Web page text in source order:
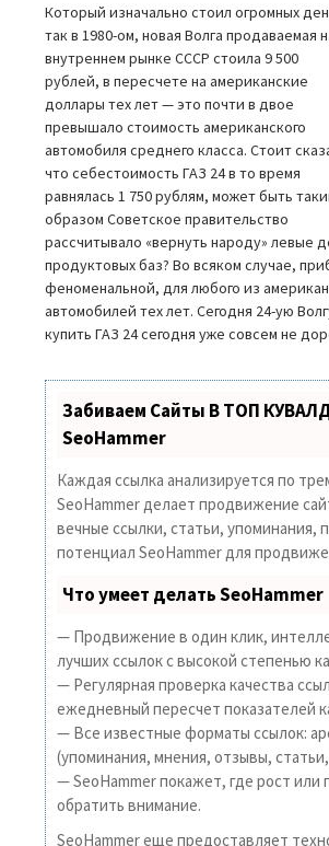
Который изначально стоил огромных
так в 1980-ом, новая Волга продаваемая
внутреннем рынке СССР стоила 9 500
рублей, в пересчете на американские
доллары тех лет — это почти в двое
превышало стоимость американского
автомобиля среднего класса. Стоит
что себестоимость ГАЗ 24 в то время
равнялась 1 750 рублям, может быть
образом Советское правительство
рассчитывало «вернуть народу» левые
продуктовых баз? Во всяком случае,
феноменальной, для любого из
автомобилей тех лет. Сегодня 24-ую
купить ГАЗ 24 сегодня уже совсем не
Забиваем Сайты В ТОП
SeoHammer
Каждая ссылка анализируется по
SeoHammer делает продвижение
вечные ссылки, статьи, упоминания,
потенциал SeoHammer для
Что умеет делать SeoHammer
— Продвижение в один клик,
лучших ссылок с высокой степенью
— Регулярная проверка качества
ежедневный пересчет показателей
— Все известные форматы ссылок:
(упоминания, мнения, отзывы,
— SeoHammer покажет, где рост
обратить внимание.
SeoHammer еще предоставляет